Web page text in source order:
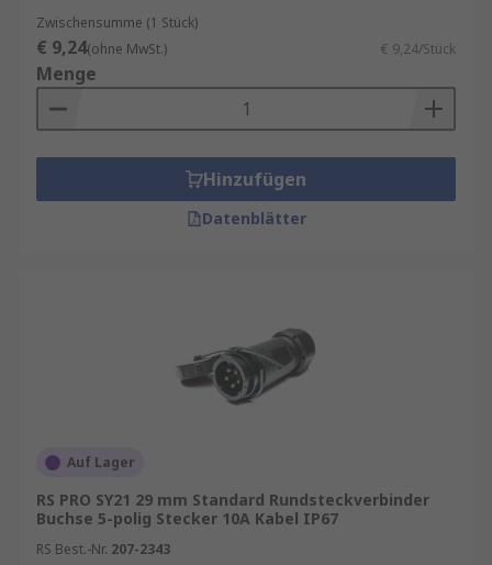
Zwischensumme (1 Stück)
€ 9,24(ohne MwSt.) € 9,24/Stück
Menge
Hinzufügen
Datenblätter
Auf Lager
RS PRO SY21 29 mm Standard Rundsteckverbinder
Buchse 5-polig Stecker 10A Kabel IP67
RS Best.-Nr. 207-2343